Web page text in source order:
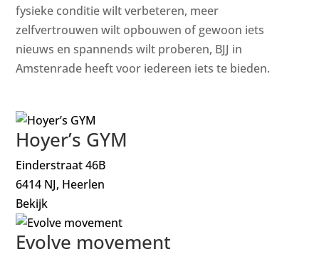
fysieke conditie wilt verbeteren, meer
zelfvertrouwen wilt opbouwen of gewoon iets
nieuws en spannends wilt proberen, BJJ in
Amstenrade heeft voor iedereen iets te bieden.
Hoyer’s GYM
Einderstraat 46B
6414 NJ, Heerlen
Bekijk
Evolve movement